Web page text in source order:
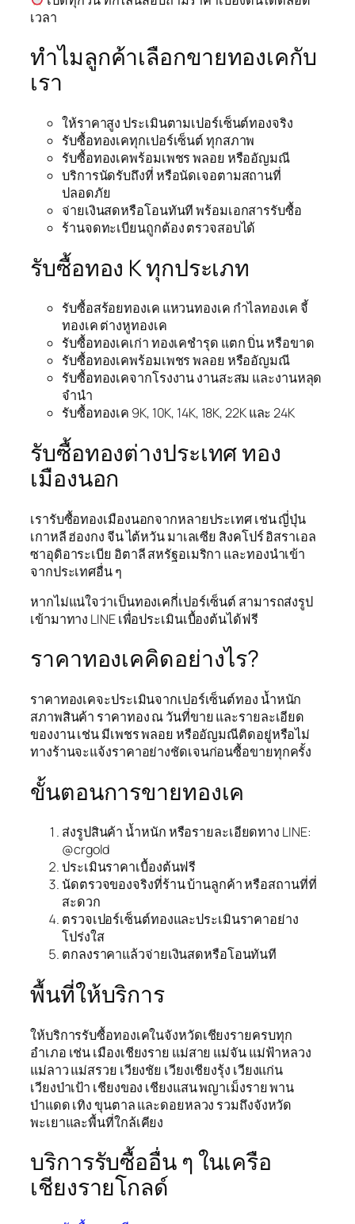
เวลา
ทำไมลูกค้าเลือกขายทองเคกับ
เรา
ให้ราคาสูง ประเมินตามเปอร์เซ็นต์ทองจริง
รับซื้อทองเคทุกเปอร์เซ็นต์ ทุกสภาพ
รับซื้อทองเคพร้อมเพชร พลอย หรืออัญมณี
บริการนัดรับถึงที่ หรือนัดเจอตามสถานที่
ปลอดภัย
จ่ายเงินสดหรือโอนทันที พร้อมเอกสารรับซื้อ
ร้านจดทะเบียนถูกต้อง ตรวจสอบได้
รับซื้อทอง K ทุกประเภท
รับซื้อสร้อยทองเค แหวนทองเค กำไลทองเค จี้
ทองเค ต่างหูทองเค
รับซื้อทองเคเก่า ทองเคชำรุด แตก บิ่น หรือขาด
รับซื้อทองเคพร้อมเพชร พลอย หรืออัญมณี
รับซื้อทองเคจากโรงงาน งานสะสม และงานหลุด
จำนำ
รับซื้อทองเค 9K, 10K, 14K, 18K, 22K และ 24K
รับซื้อทองต่างประเทศ ทอง
เมืองนอก
เรารับซื้อทองเมืองนอกจากหลายประเทศ เช่น ญี่ปุ่น
เกาหลี ฮ่องกง จีน ไต้หวัน มาเลเซีย สิงคโปร์ อิสราเอล
ซาอุดิอาระเบีย อิตาลี สหรัฐอเมริกา และทองนำเข้า
จากประเทศอื่น ๆ
หากไม่แน่ใจว่าเป็นทองเคกี่เปอร์เซ็นต์ สามารถส่งรูป
เข้ามาทาง LINE เพื่อประเมินเบื้องต้นได้ฟรี
ราคาทองเคคิดอย่างไร?
ราคาทองเคจะประเมินจากเปอร์เซ็นต์ทอง น้ำหนัก
สภาพสินค้า ราคาทอง ณ วันที่ขาย และรายละเอียด
ของงาน เช่น มีเพชร พลอย หรืออัญมณีติดอยู่หรือไม่
ทางร้านจะแจ้งราคาอย่างชัดเจนก่อนซื้อขายทุกครั้ง
ขั้นตอนการขายทองเค
ส่งรูปสินค้า น้ำหนัก หรือรายละเอียดทาง LINE:
@crgold
ประเมินราคาเบื้องต้นฟรี
นัดตรวจของจริงที่ร้าน บ้านลูกค้า หรือสถานที่ที่
สะดวก
ตรวจเปอร์เซ็นต์ทองและประเมินราคาอย่าง
โปร่งใส
ตกลงราคาแล้วจ่ายเงินสดหรือโอนทันที
พื้นที่ให้บริการ
ให้บริการรับซื้อทองเคในจังหวัดเชียงรายครบทุก
อำเภอ เช่น เมืองเชียงราย แม่สาย แม่จัน แม่ฟ้าหลวง
แม่ลาว แม่สรวย เวียงชัย เวียงเชียงรุ้ง เวียงแก่น
เวียงป่าเป้า เชียงของ เชียงแสน พญาเม็งราย พาน
ป่าแดด เทิง ขุนตาล และดอยหลวง รวมถึงจังหวัด
พะเยาและพื้นที่ใกล้เคียง
บริการรับซื้ออื่น ๆ ในเครือ
เชียงรายโกลด์